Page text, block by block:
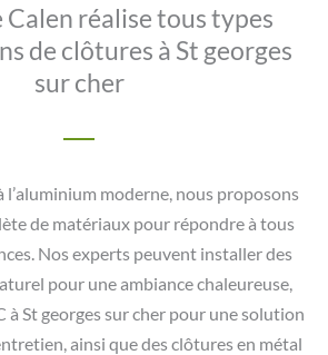
réalise tous types
de clôtures à St georges
sur cher
l’aluminium moderne, nous proposons
de matériaux pour répondre à tous
Nos experts peuvent installer des
pour une ambiance chaleureuse,
à St georges sur cher pour une solution
ainsi que des clôtures en métal